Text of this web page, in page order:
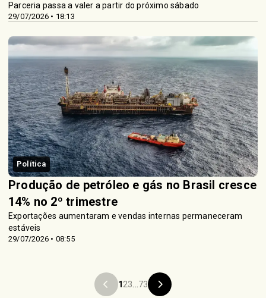
29/07/2026 • 18:13
Parceria passa a valer a partir do próximo sábado
Política
29/07/2026 • 08:55
Produção de petróleo e gás no Brasil cresce
14% no 2º trimestre
Exportações aumentaram e vendas internas permaneceram
estáveis
123...73